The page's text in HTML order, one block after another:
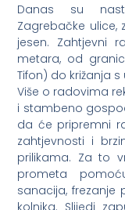
Danas su
Zagrebačke
jesen. Zahtjevni
metara, od
Tifon) do križanja s
Više o radovima
i stambeno
da će pripremni
zahtjevnosti i
prilikama. Za to
prometa
sanacija, frezanje
kolnika. Slijedi